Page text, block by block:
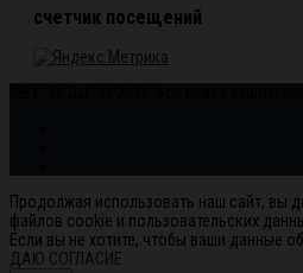
счетчик посещений
Продолжая использовать наш сайт, вы
файлов cookie и пользовательских
Если вы не хотите, чтобы ваши данные
ДАЮ СОГЛАСИЕ